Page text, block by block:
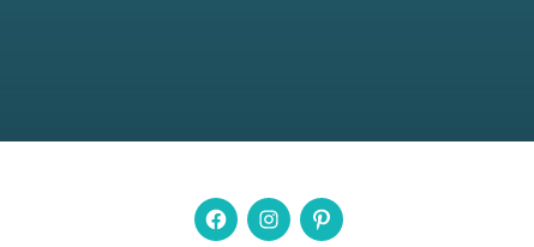
FacebookInstagram
Pintrest